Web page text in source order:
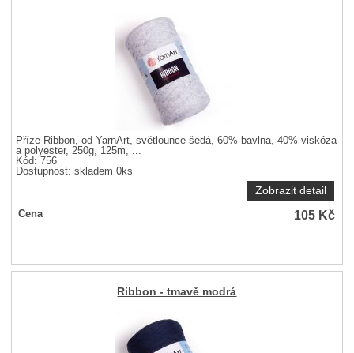
Příze Ribbon, od YarnArt, světlounce šedá, 60% bavlna, 40% viskóza
a polyester, 250g, 125m, ...
Kód: 756
Dostupnost:skladem 0ks
Zobrazit detail
Cena 105 Kč
Ribbon - tmavě modrá